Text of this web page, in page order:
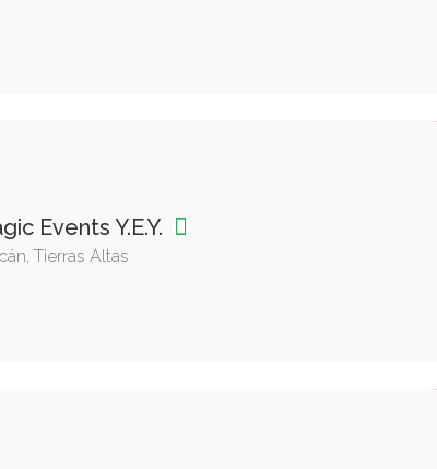
Events Y.E.Y.
Tierras Altas